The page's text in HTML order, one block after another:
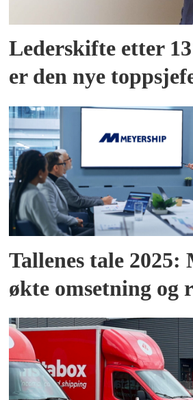
Lederskifte etter
er den nye
Tallenes tale 2025:
økte omsetning og